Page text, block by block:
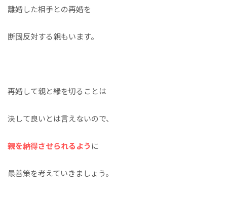
離婚した相手との再婚を
断固反対する親もいます。
再婚して親と縁を切ることは
決して良いとは言えないので、
親を納得させられるよう に
最善策を考えていきましょう。